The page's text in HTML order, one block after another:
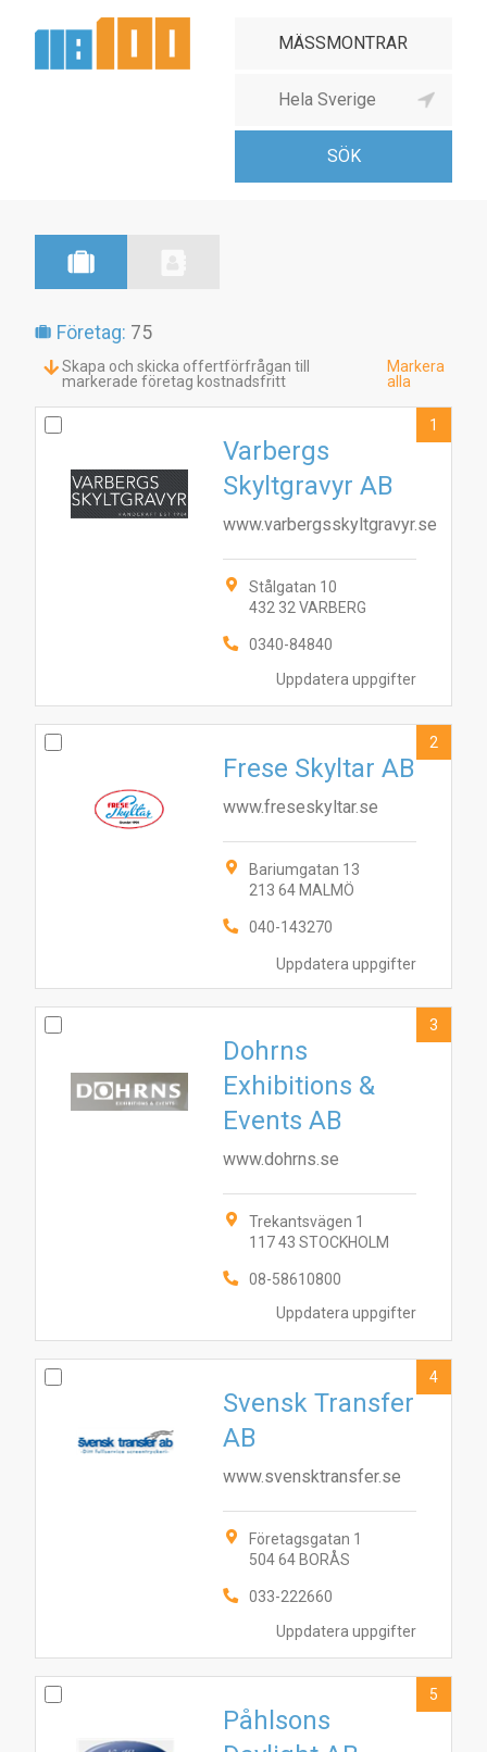
Företag: 75
Skapa och skicka offertförfrågan till
markerade företag kostnadsfritt
Markera
alla
Uppdatera uppgifter
Varbergs
Skyltgravyr AB
www.varbergsskyltgravyr.se
Stålgatan 10
432 32 VARBERG
0340-84840
1
Uppdatera uppgifter
Frese Skyltar AB
www.freseskyltar.se
Bariumgatan 13
213 64 MALMÖ
040-143270
2
Uppdatera uppgifter
Dohrns
Exhibitions &
Events AB
www.dohrns.se
Trekantsvägen 1
117 43 STOCKHOLM
08-58610800
3
Uppdatera uppgifter
Svensk Transfer
AB
www.svensktransfer.se
Företagsgatan 1
504 64 BORÅS
033-222660
4
Påhlsons
5